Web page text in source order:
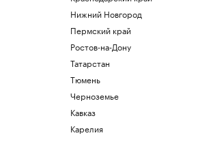
Нижний Новгород
Пермский край
Ростов-на-Дону
Татарстан
Тюмень
Черноземье
Кавказ
Карелия